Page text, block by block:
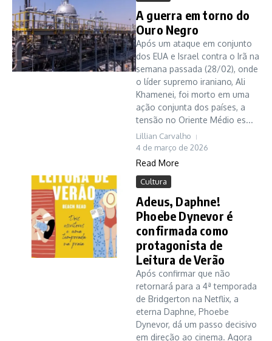
A guerra em torno do
Ouro Negro
Após um ataque em conjunto
dos EUA e Israel contra o Irã na
semana passada (28/02), onde
o líder supremo iraniano, Ali
Khamenei, foi morto em uma
ação conjunta dos países, a
tensão no Oriente Médio es...
Lillian Carvalho
4 de março de 2026
Read More
Cultura
Adeus, Daphne!
Phoebe Dynevor é
confirmada como
protagonista de
Leitura de Verão
Após confirmar que não
retornará para a 4ª temporada
de Bridgerton na Netflix, a
eterna Daphne, Phoebe
Dynevor, dá um passo decisivo
em direção ao cinema. Agora